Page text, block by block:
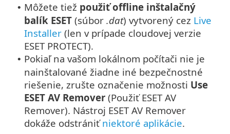
• Môžete tiež použiť offline inštalačný
balík ESET (súbor .dat) vytvorený cez Live
Installer (len v prípade cloudovej verzie
ESET PROTECT).
• Pokiaľ na vašom lokálnom počítači nie je
nainštalované žiadne iné bezpečnostné
riešenie, zrušte označenie možnosti Use
ESET AV Remover (Použiť ESET AV
Remover). Nástroj ESET AV Remover
dokáže odstrániťniektoré aplikácie.